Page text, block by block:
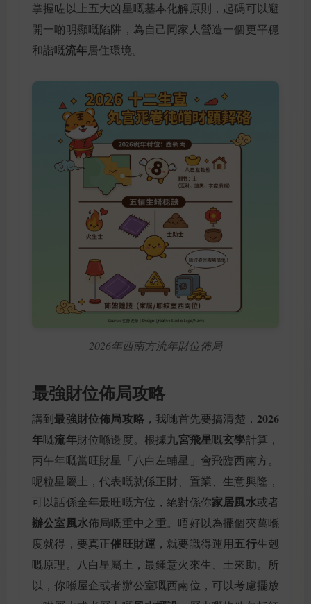
掌握咗以上五大凶星嘅基本化解原則，起碼可以避
開一啲明顯嘅陷阱，為自己同家人營造一個更平穩
和諧嘅流年居住環境。
2026年西南方流年財位佈局
最強財位佈局攻略
講到最強財位佈局攻略 ，我哋首先要搞清楚， 2026
年嘅流年財位喺邊度。根據九宮飛星嘅玄學計算，
丙午年嘅當旺財星「八白左輔星」會飛臨西南方。
呢粒星屬土，代表嘅就係正財、置業、生意興隆，
可以話係全年最旺嘅方位，絕對係你家居風水或者
辦公室風水佈局嘅重中之重。唔好以為擺個夾萬喺
度就得，要真正催旺財運 ，就要識得運用五行生剋
嘅原理。八白星屬土，最鍾意火來生、土來助。所
以，你喺屋企或者辦公室嘅西南位，可以考慮擺放